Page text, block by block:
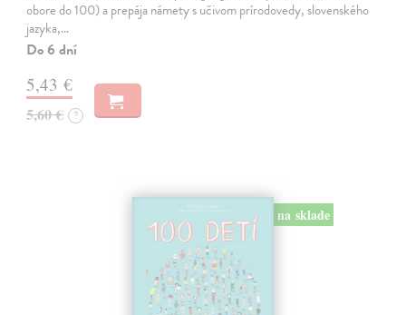
obore do 100) a prepája námety s učivom prírodovedy, slovenského
jazyka,…
Do 6 dní
5,43 €
5,60 € ?
na sklade